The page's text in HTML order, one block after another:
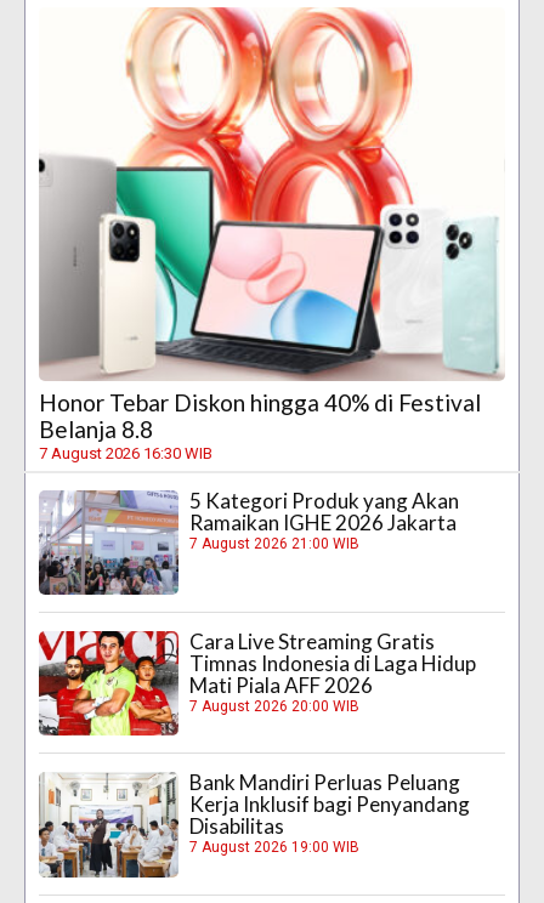
Honor Tebar Diskon hingga 40% di Festival
Belanja 8.8
7 August 2026 16:30 WIB
5 Kategori Produk yang Akan
Ramaikan IGHE 2026 Jakarta
7 August 2026 21:00 WIB
Cara Live Streaming Gratis
Timnas Indonesia di Laga Hidup
Mati Piala AFF 2026
7 August 2026 20:00 WIB
Bank Mandiri Perluas Peluang
Kerja Inklusif bagi Penyandang
Disabilitas
7 August 2026 19:00 WIB